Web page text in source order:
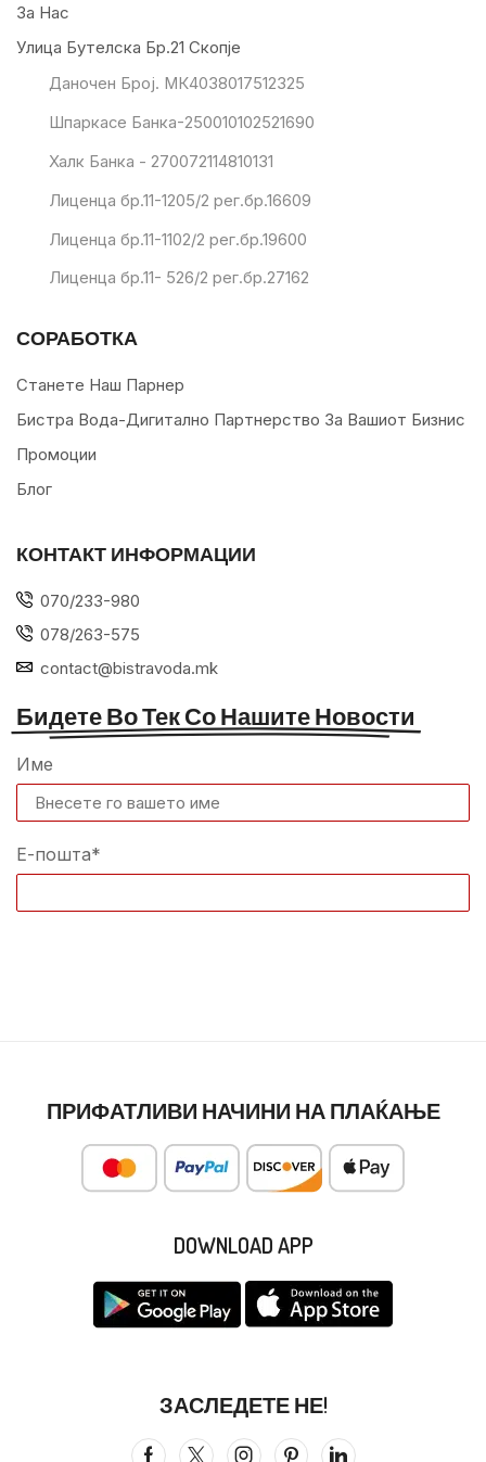
За Нас
Улица Бутелска Бр.21 Скопје
Даночен Број. МК4038017512325
Шпаркасе Банка-250010102521690
Халк Банка - 270072114810131
Лиценца бр.11-1205/2 рег.бр.16609
Лиценца бр.11-1102/2 рег.бр.19600
Лиценца бр.11- 526/2 рег.бр.27162
СОРАБОТКА
Станете Наш Парнер
Бистра Вода-Дигитално Партнерство За Вашиот Бизнис
Промоции
Блог
КОНТАКТ ИНФОРМАЦИИ
070/233-980
078/263-575
contact@bistravoda.mk
Бидете Во Тек Со Нашите Новости
Име
Е-пошта*
ПРИФАТЛИВИ НАЧИНИ НА ПЛАЌАЊЕ
DOWNLOAD APP
ЗАСЛЕДЕТЕ НЕ!